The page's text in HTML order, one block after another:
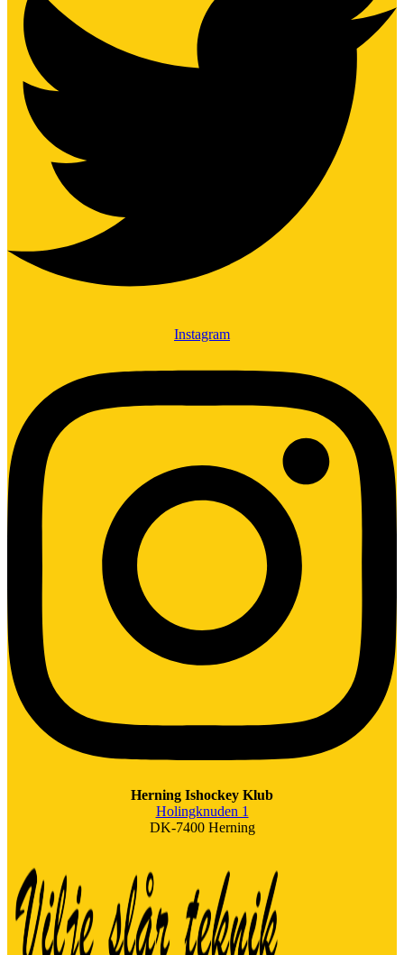
Instagram
Herning Ishockey Klub
Holingknuden 1
DK-7400 Herning